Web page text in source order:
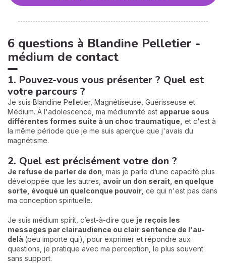
6 questions à Blandine Pelletier -
médium de contact
1. Pouvez-vous vous présenter ? Quel est
votre parcours ?
Je suis Blandine Pelletier, Magnétiseuse, Guérisseuse et
Médium. À l'adolescence, ma médiumnité est apparue sous
différentes formes suite à un choc traumatique, et c'est à
la même période que je me suis aperçue que j'avais du
magnétisme.
2. Quel est précisément votre don ?
Je refuse de parler de don , mais je parle d’une capacité plus
développée que les autres, avoir un don serait, en quelque
sorte, évoqué un quelconque pouvoir, ce qui n'est pas dans
ma conception spirituelle.
Je suis médium spirit, c’est-à-dire que je reçois les
messages par clairaudience ou clair sentence de l'au-
delà (peu importe qui), pour exprimer et répondre aux
questions, je pratique avec ma perception, le plus souvent
sans support.